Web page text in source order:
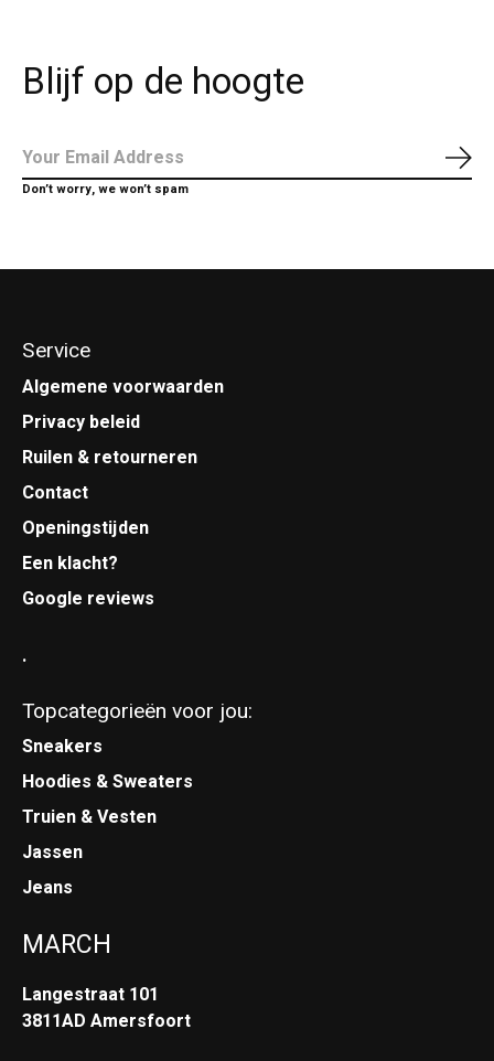
Blijf op de hoogte
Don’t worry, we won’t spam
Service
Algemene voorwaarden
Privacy beleid
Ruilen & retourneren
Contact
Openingstijden
Een klacht?
Google reviews
.
Topcategorieën voor jou:
Sneakers
Hoodies & Sweaters
Truien & Vesten
Jassen
Jeans
MARCH
Langestraat 101
3811AD Amersfoort